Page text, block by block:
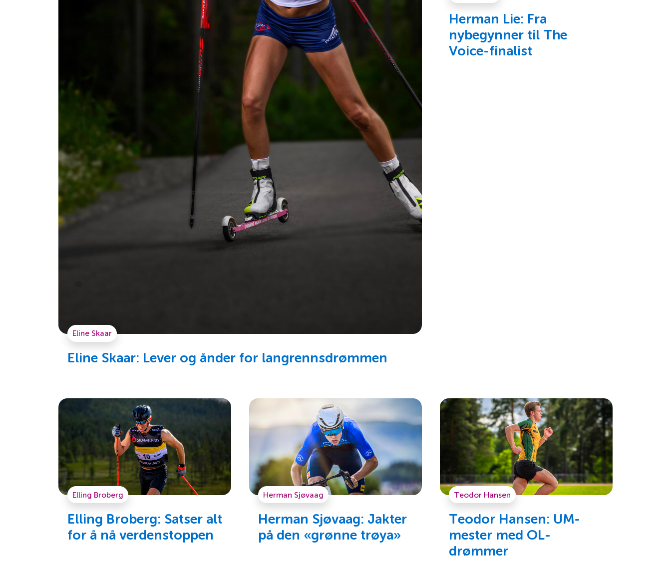
Eline Skaar
Eline Skaar: Lever og ånder for langrennsdrømmen
Herman Lie: Fra
nybegynner til The
Voice-finalist
Elling Broberg
Elling Broberg: Satser alt
for å nå verdenstoppen
Herman Sjøvaag
Herman Sjøvaag: Jakter
på den «grønne trøya»
Teodor Hansen
Teodor Hansen: UM-
mester med OL-
drømmer